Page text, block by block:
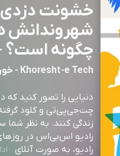
خشونت دزدی
چگونه است؟
Khoresht-e Tech - خورشت تکنولوژی
دنیایی را تصور کنید
چت‌جی‌پی‌تی و کلود
زندگی کنند. به نظر
رادیو، به صورت آنلای